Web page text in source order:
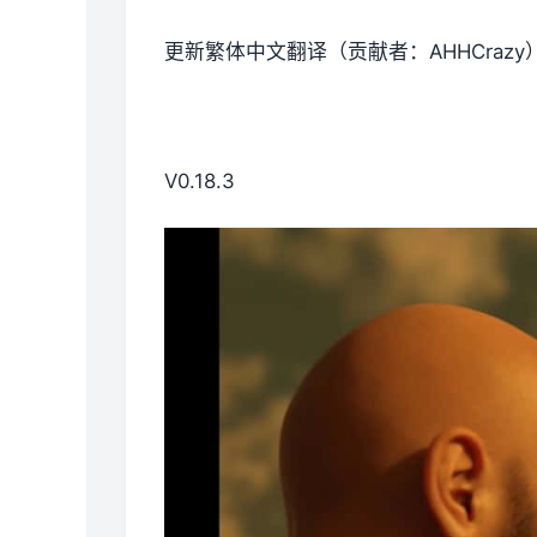
更新繁体中文翻译（贡献者：AHHCrazy
V0.18.3